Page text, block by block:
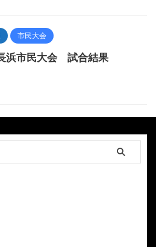
市民大会
浜市民大会 試合結果